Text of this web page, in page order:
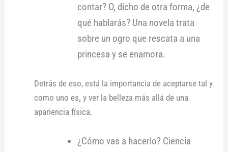
contar? O, dicho de otra forma, ¿de
qué hablarás? Una novela trata
sobre un ogro que rescata a una
princesa y se enamora.
Detrás de eso, está la importancia de aceptarse tal y
como uno es,y ver la belleza más allá de una
apariencia física.
¿Cómo vas a hacerlo? Ciencia